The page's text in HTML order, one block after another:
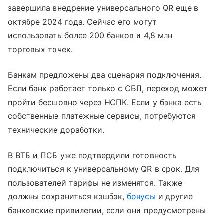
завершила внедрение универсального QR еще в
октябре 2024 года. Сейчас его могут
использовать более 200 банков и 4,8 млн
торговых точек.
Банкам предложены два сценария подключения.
Если банк работает только с СБП, переход может
пройти бесшовно через НСПК. Если у банка есть
собственные платежные сервисы, потребуются
технические доработки.
В ВТБ и ПСБ уже подтвердили готовность
подключиться к универсальному QR в срок. Для
пользователей тарифы не изменятся. Также
должны сохраниться кэшбэк,бонусы и другие
банковские привилегии, если они предусмотрены